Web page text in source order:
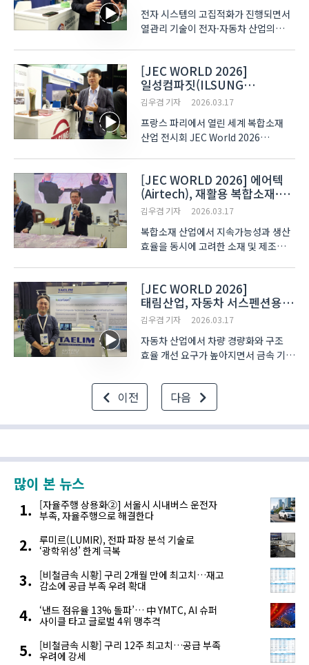
전자 시스템의 고집적화가 진행되면서
열관리 기술이 전자·자동차 산업의
확보하기 위해 열을 효율적으로
전달하는 소재 기술이 요구되는 가운데
복합소재 기반 열관리 소재 개..
[JEC WORLD 2026]
일성컴파짓(ILSUNG
COMPOSITES), JEC World
김우겸 기자 2026.03.17
프랑스 파리에서 열린 세계 복합소재
산업 전시회 JEC World 2026
이어졌다. 이번 전시회는 2026년 3월
10일부터 12일까지 3일간 프랑스 파리
파리-노르 빌팽트 전시장(Par..
[JEC WORLD 2026] 에어텍
(Airtech), 재활용 복합소재·
대형 3D 프린팅 툴링 기술 공개
김우겸 기자 2026.03.17
복합소재 산업에서 지속가능성과 생산
효율을 동시에 고려한 소재 및 제조
방식도 산업 현장에서 적용 범위를
넓히고 있다. 이 같은 흐름은
프랑스에서 열린 JEC Wo..
[JEC WORLD 2026]
태림산업, 자동차 서스펜션용
복합소재 리프 스프링 기술 공개
김우겸 기자 2026.03.17
자동차 산업에서 차량 경량화와 구조
효율 개선 요구가 높아지면서 금속 기반
연구가 이어지고 있다. 특히 전기차
확산으로 차량 중량이 증가하면서
서스펜션 구조 부품의 경량화 기술이
자동차 산업의 주요 연구 ..
이전 다음
많이 본 뉴스
[자율주행 상용화②] 서울시 시내버스 운전자
부족, 자율주행으로 해결한다
루미르(LUMIR), 전파 파장 분석 기술로
‘광학위성’ 한계 극복
[비철금속 시황] 구리 2개월 만에 최고치…재고
감소에 공급 부족 우려 확대
‘낸드 점유율 13% 돌파’… 中 YMTC, AI 슈퍼
사이클 타고 글로벌 4위 맹추격
[비철금속 시황] 구리 12주 최고치…공급 부족
우려에 강세